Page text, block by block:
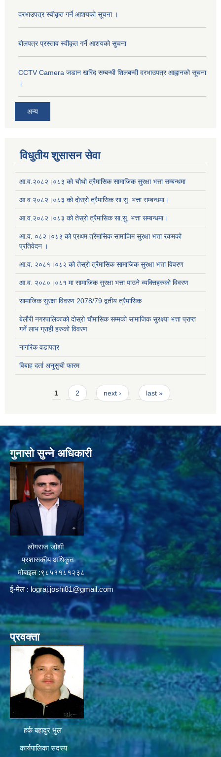
दरभाउपत्र स्वीकृत गर्ने आशयको सूचना ।
बोलपत्र प्रस्ताव स्वीकृत गर्ने आशयको सुचना
CCTV Camera जडान खरिद सम्बन्धी शिलबन्दी दरभाउपत्र आह्वानको सूचना
।
अन्य
विधुतीय शुसासन सेवा
आ.व.२०८२।०८३ को चौथो त्रैमासिक सामाजिक सुरक्षा भत्ता सम्बन्धमा
आ.व.२०८२।०८३ को दोस्रो त्रैमासिक सा.सु. भत्ता सम्बन्धमा।
आ.व.२०८२।०८३ को तेस्रो त्रैमासिक सा.सु. भत्ता सम्बन्धमा।
आ.व. ०८२।०८३ को प्रथम त्रैमासिक सामाजिम सुरक्षा भत्ता रकमको
प्रतिवेदन ।
आ.व. २०८१।०८२ को तेस्रो त्रैमासिक सामाजिक सुरक्षा भत्ता विवरण
आ.व. २०८०।०८१ मा सामाजिक सुरक्षा भत्ता पाउने व्यक्तिहरुको विवरण
सामाजिक सुरक्षा विवरण 2078/79 द्वतीय त्रैमासिक
बेलौरी नगरपालिकाको दोस्रो चौमासिक सम्मको सामाजिक सुरक्ष्या भत्ता प्राप्त
गर्ने लाभ ग्राही हरुको विवरण
नागरिक वडापत्र
विबाह दर्ता अनुसुची फारम
Pages1 2 next › last »
गुनासो सुन्ने अधिकारी
लोगराज जोशी
प्रशासकीय अधिकृत
मोबाइल :९८५११८१२३८
ई-मेल : lograj.joshi81@gmail.com
प्रवक्ता
हर्क बहादुर भुल
कार्यपालिका सदस्य